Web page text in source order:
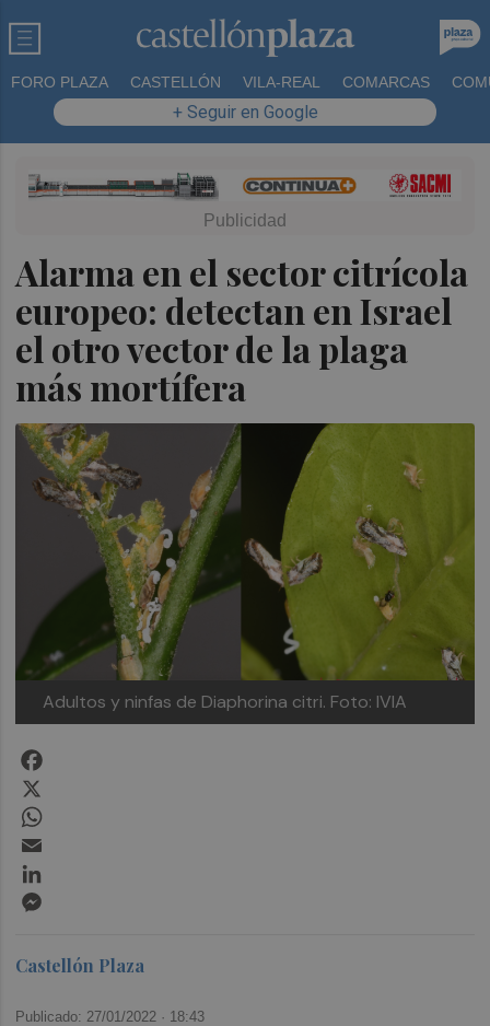
FORO PLAZA CASTELLÓN VILA-REAL COMARCAS
+ Seguir en Google
Alarma en el sector citrícola
europeo: detectan en Israel
el otro vector de la plaga
más mortífera
Adultos y ninfas de Diaphorina citri. Foto: IVIA
Castellón Plaza
Publicado: 27/01/2022 · 18:43